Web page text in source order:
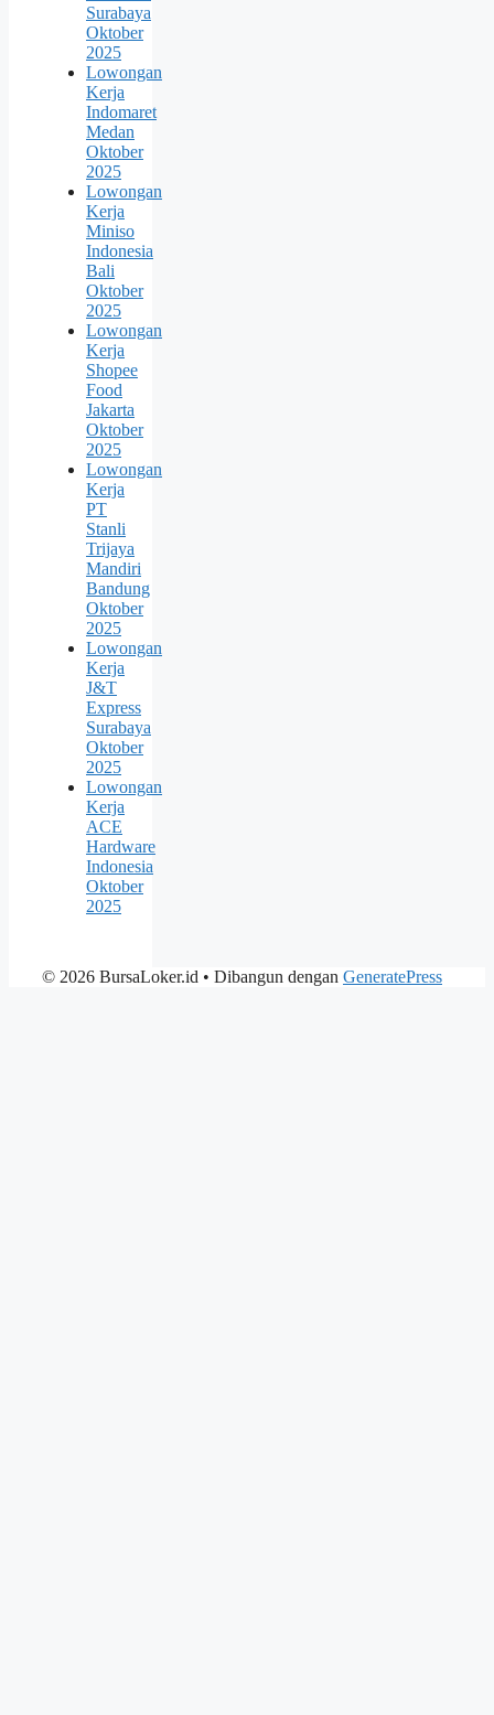
Surabaya
Oktober
2025
Lowongan
Kerja
Indomaret
Medan
Oktober
2025
Lowongan
Kerja
Miniso
Indonesia
Bali
Oktober
2025
Lowongan
Kerja
Shopee
Food
Jakarta
Oktober
2025
Lowongan
Kerja
PT
Stanli
Trijaya
Mandiri
Bandung
Oktober
2025
Lowongan
Kerja
J&T
Express
Surabaya
Oktober
2025
Lowongan
Kerja
ACE
Hardware
Indonesia
Oktober
2025
© 2026 BursaLoker.id • Dibangun dengan GeneratePress